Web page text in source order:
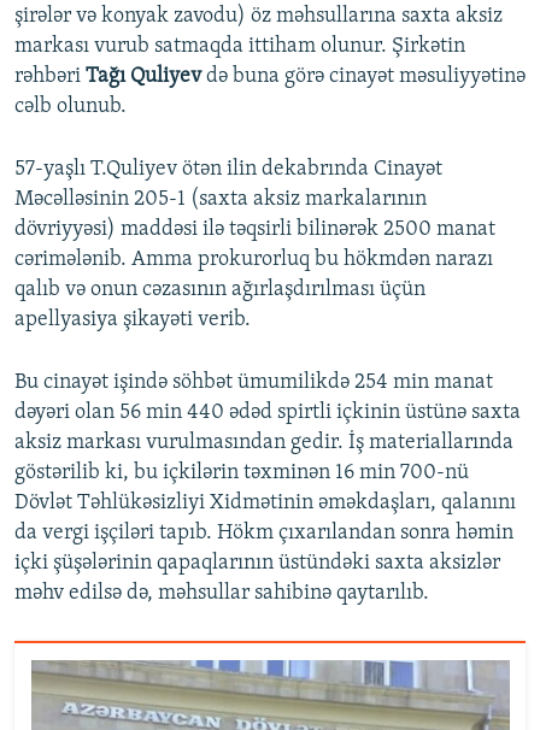
şirələr və konyak zavodu) öz məhsullarına saxta aksiz
markası vurub satmaqda ittiham olunur. Şirkətin
rəhbəri Tağı Quliyevdə buna görə cinayət məsuliyyətinə
cəlb olunub.
57-yaşlı T.Quliyev ötən ilin dekabrında Cinayət
Məcəlləsinin 205-1 (saxta aksiz markalarının
dövriyyəsi) maddəsi ilə təqsirli bilinərək 2500 manat
cərimələnib. Amma prokurorluq bu hökmdən narazı
qalıb və onun cəzasının ağırlaşdırılması üçün
apellyasiya şikayəti verib.
Bu cinayət işində söhbət ümumilikdə 254 min manat
dəyəri olan 56 min 440 ədəd spirtli içkinin üstünə saxta
aksiz markası vurulmasından gedir. İş materiallarında
göstərilib ki, bu içkilərin təxminən 16 min 700-nü
Dövlət Təhlükəsizliyi Xidmətinin əməkdaşları, qalanını
da vergi işçiləri tapıb. Hökm çıxarılandan sonra həmin
içki şüşələrinin qapaqlarının üstündəki saxta aksizlər
məhv edilsə də, məhsullar sahibinə qaytarılıb.